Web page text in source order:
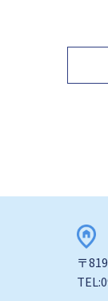
〒